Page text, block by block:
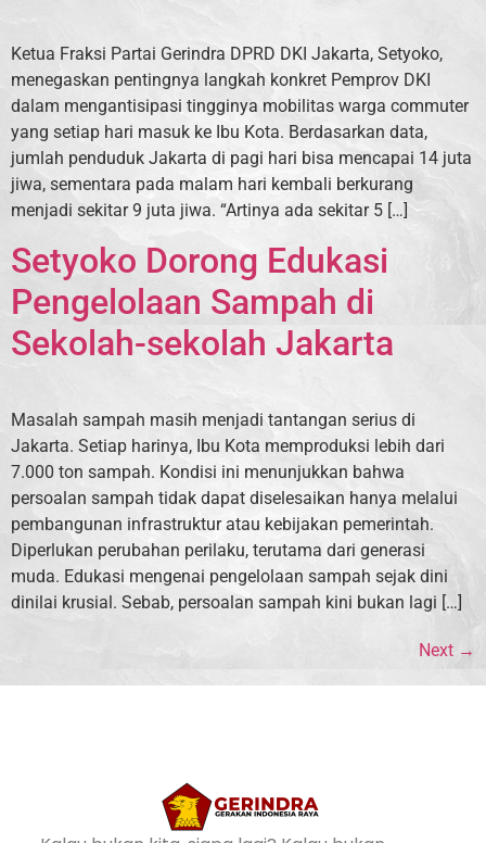
Ketua Fraksi Partai Gerindra DPRD DKI Jakarta, Setyoko,
menegaskan pentingnya langkah konkret Pemprov DKI
dalam mengantisipasi tingginya mobilitas warga commuter
yang setiap hari masuk ke Ibu Kota. Berdasarkan data,
jumlah penduduk Jakarta di pagi hari bisa mencapai 14 juta
jiwa, sementara pada malam hari kembali berkurang
menjadi sekitar 9 juta jiwa. “Artinya ada sekitar 5 […]
Setyoko Dorong Edukasi
Pengelolaan Sampah di
Sekolah-sekolah Jakarta
Masalah sampah masih menjadi tantangan serius di
Jakarta. Setiap harinya, Ibu Kota memproduksi lebih dari
7.000 ton sampah. Kondisi ini menunjukkan bahwa
persoalan sampah tidak dapat diselesaikan hanya melalui
pembangunan infrastruktur atau kebijakan pemerintah.
Diperlukan perubahan perilaku, terutama dari generasi
muda. Edukasi mengenai pengelolaan sampah sejak dini
dinilai krusial. Sebab, persoalan sampah kini bukan lagi […]
Next →